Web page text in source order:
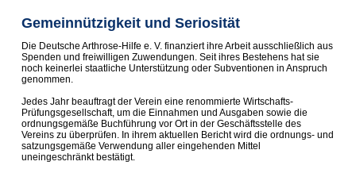
Gemeinnützigkeit und Seriosität
Die Deutsche Arthrose-Hilfe e. V. finanziert ihre Arbeit ausschließlich aus
Spenden und freiwilligen Zuwendungen. Seit ihres Bestehens hat sie
noch keinerlei staatliche Unterstützung oder Subventionen in Anspruch
genommen.
Jedes Jahr beauftragt der Verein eine renommierte Wirtschafts-
Prüfungsgesellschaft, um die Einnahmen und Ausgaben sowie die
ordnungsgemäße Buchführung vor Ort in der Geschäftsstelle des
Vereins zu überprüfen. In ihrem aktuellen Bericht wird die ordnungs- und
satzungsgemäße Verwendung aller eingehenden Mittel
uneingeschränkt bestätigt.